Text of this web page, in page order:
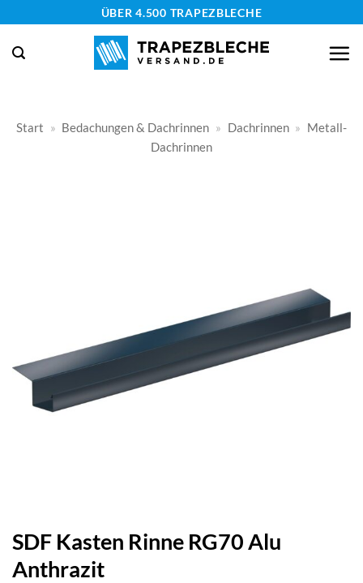
springen
ÜBER 4.500 TRAPEZBLECHE
Start » Bedachungen & Dachrinnen » Dachrinnen » Metall-
Dachrinnen
SDF Kasten Rinne RG70 Alu
Anthrazit